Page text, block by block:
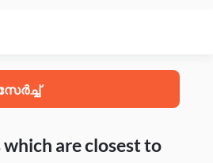
are closest to